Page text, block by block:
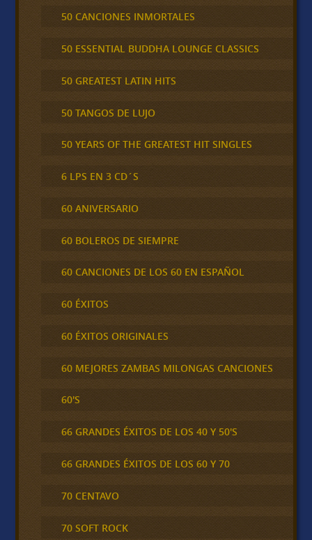
50 CANCIONES INMORTALES
50 ESSENTIAL BUDDHA LOUNGE CLASSICS
50 GREATEST LATIN HITS
50 TANGOS DE LUJO
50 YEARS OF THE GREATEST HIT SINGLES
6 LPS EN 3 CD´S
60 ANIVERSARIO
60 BOLEROS DE SIEMPRE
60 CANCIONES DE LOS 60 EN ESPAÑOL
60 ÉXITOS
60 ÉXITOS ORIGINALES
60 MEJORES ZAMBAS MILONGAS CANCIONES
60'S
66 GRANDES ÉXITOS DE LOS 40 Y 50'S
66 GRANDES ÉXITOS DE LOS 60 Y 70
70 CENTAVO
70 SOFT ROCK